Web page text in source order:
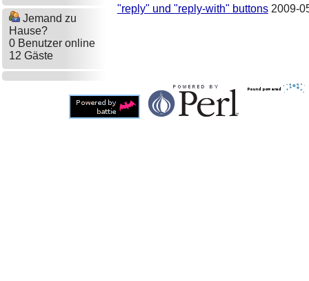
Jemand zu
Hause?
0 Benutzer online
12 Gäste
"reply" und "reply-with" buttons 2009-